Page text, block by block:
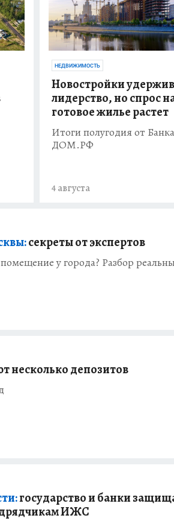
НЕДВИЖИМОСТЬ
Новостройки
лидерство, но спрос
готовое жилье растет
Итоги полугодия от Банка
ДОМ.РФ
4 августа
секреты от экспертов
у города? Разбор
несколько депозитов
государство и банки
ИЖС